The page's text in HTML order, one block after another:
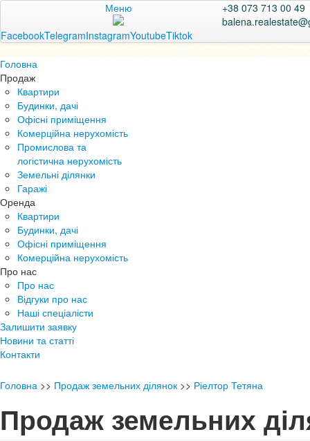
Меню
+38 073 713 00 49
FacebookTelegramInstagramYoutubeTiktok
Головна
Продаж
Квартири
Будинки, дачі
Офісні приміщення
Комерційна нерухомість
Промислова та
логістична нерухомість
Земельні ділянки
Гаражі
Оренда
Квартири
Будинки, дачі
Офісні приміщення
Комерційна нерухомість
Про нас
Про нас
Відгуки про нас
Наші спеціалісти
Залишити заявку
Новини та статті
Контакти
Головна >> Продаж земельних ділянок >> Ріелтор Тетяна
Продаж земельних